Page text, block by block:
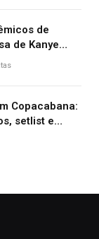
de
de Kanye
no Grammy
Copacabana:
setlist e